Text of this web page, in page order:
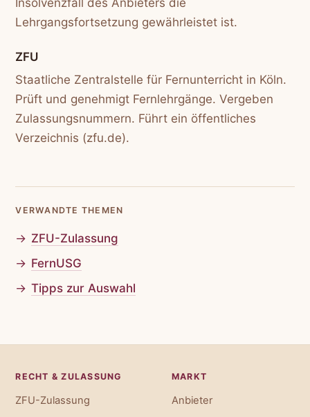
Lehrgangsfortsetzung gewährleistet ist.
ZFU
Staatliche Zentralstelle für Fernunterricht in Köln.
Prüft und genehmigt Fernlehrgänge. Vergeben
Zulassungsnummern. Führt ein öffentliches
Verzeichnis (zfu.de).
VERWANDTE THEMEN
ZFU-Zulassung
FernUSG
Tipps zur Auswahl
RECHT & ZULASSUNG
ZFU-Zulassung
MARKT
Anbieter